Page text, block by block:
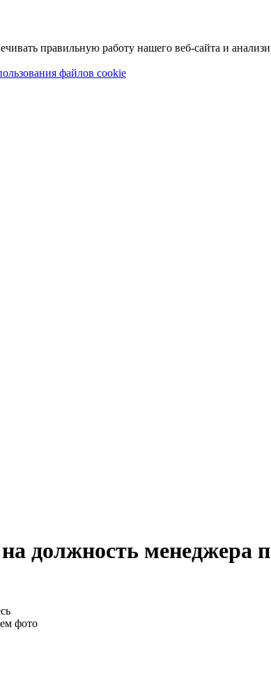
правильную работу нашего веб-сайта и
файлов cookie
должность менеджера
фото